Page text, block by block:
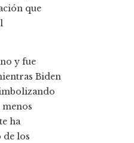
que
y fue
Biden
ha
de los